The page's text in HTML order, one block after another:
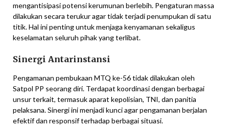
mengantisipasi potensi kerumunan berlebih. Pengaturan massa
dilakukan secara terukur agar tidak terjadi penumpukan di satu
titik. Hal ini penting untuk menjaga kenyamanan sekaligus
keselamatan seluruh pihak yang terlibat.
Sinergi Antarinstansi
Pengamanan pembukaan MTQ ke-56 tidak dilakukan oleh
Satpol PP seorang diri. Terdapat koordinasi dengan berbagai
unsur terkait, termasuk aparat kepolisian, TNI, dan panitia
pelaksana. Sinergi ini menjadi kunci agar pengamanan berjalan
efektif dan responsif terhadap berbagai situasi.